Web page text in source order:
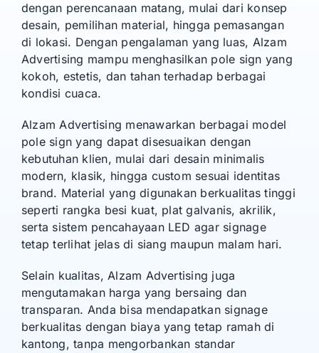
dengan perencanaan matang, mulai dari konsep
desain, pemilihan material, hingga pemasangan
di lokasi. Dengan pengalaman yang luas, Alzam
Advertising mampu menghasilkan pole sign yang
kokoh, estetis, dan tahan terhadap berbagai
kondisi cuaca.
Alzam Advertising menawarkan berbagai model
pole sign yang dapat disesuaikan dengan
kebutuhan klien, mulai dari desain minimalis
modern, klasik, hingga custom sesuai identitas
brand. Material yang digunakan berkualitas tinggi
seperti rangka besi kuat, plat galvanis, akrilik,
serta sistem pencahayaan LED agar signage
tetap terlihat jelas di siang maupun malam hari.
Selain kualitas, Alzam Advertising juga
mengutamakan harga yang bersaing dan
transparan. Anda bisa mendapatkan signage
berkualitas dengan biaya yang tetap ramah di
kantong, tanpa mengorbankan standar